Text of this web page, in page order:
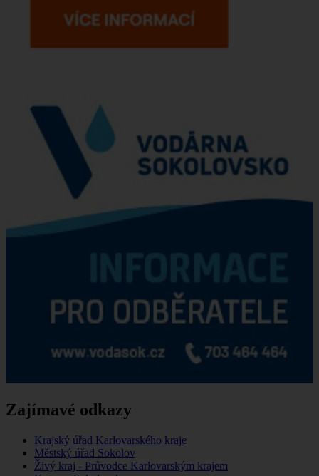
Zajímavé odkazy
Krajský úřad Karlovarského kraje
Městský úřad Sokolov
Živý kraj - Průvodce Karlovarským krajem